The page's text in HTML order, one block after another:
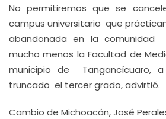
No permitiremos que se
campus universitario que
abandonada en la comunidad
mucho menos la Facultad de
municipio de
truncado el tercer grado, advirtió.
Cambio de Michoacán, José